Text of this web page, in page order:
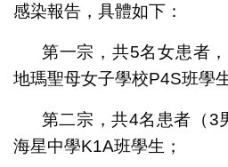
感染報告，具體如下：
第一宗，共5名女患者
地瑪聖母女子學校P4S班學
第二宗，共4名患者（3
海星中學K1A班學生；